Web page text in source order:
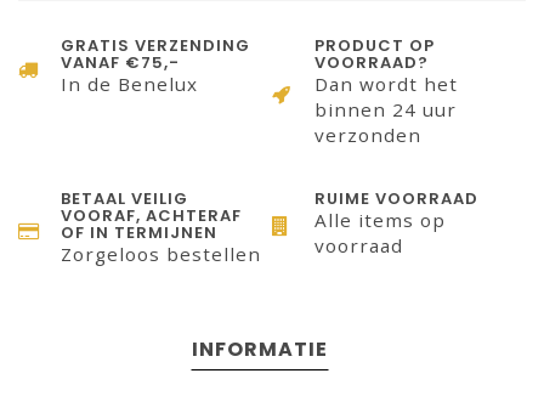
GRATIS VERZENDING
VANAF €75,-
In de Benelux
PRODUCT OP
VOORRAAD?
Dan wordt het
binnen 24 uur
verzonden
BETAAL VEILIG
VOORAF, ACHTERAF
OF IN TERMIJNEN
Zorgeloos bestellen
RUIME VOORRAAD
Alle items op
voorraad
INFORMATIE